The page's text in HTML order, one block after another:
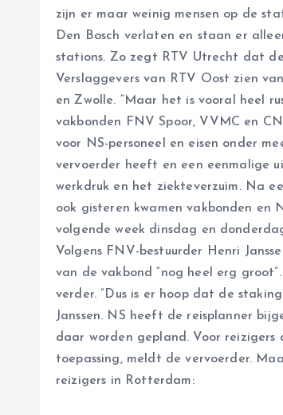
zijn er maar weinig mensen op de
Den Bosch verlaten en staan er
stations. Zo zegt RTV Utrecht dat
Verslaggevers van RTV Oost zien
en Zwolle. “Maar het is vooral heel
vakbonden FNV Spoor, VVMC en
voor NS-personeel en eisen onder
vervoerder heeft en een eenmalige
werkdruk en het ziekteverzuim. Na
ook gisteren kwamen vakbonden
volgende week dinsdag en
Volgens FNV-bestuurder Henri
van de vakbond “nog heel erg
verder. “Dus is er hoop dat de
Janssen. NS heeft de reisplanner
daar worden gepland. Voor
toepassing, meldt de vervoerder.
reizigers in Rotterdam: